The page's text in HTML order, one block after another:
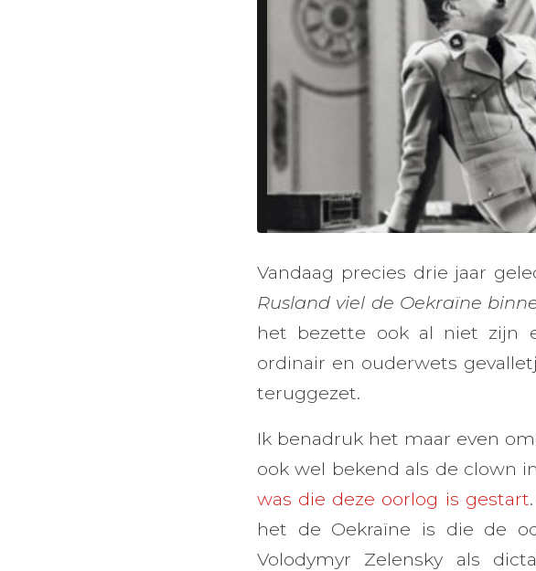
Vandaag precies drie jaar
Rusland viel de Oekraïne
het bezette ook al niet zijn
ordinair en ouderwets
teruggezet.
Ik benadruk het maar even
ook wel bekend als de clown
was die deze oorlog is gestart
het de Oekraïne is die de
Volodymyr Zelensky als